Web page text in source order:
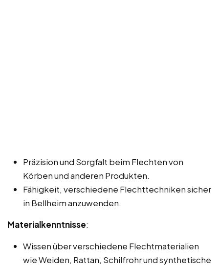
Präzision und Sorgfalt beim Flechten von
Körben und anderen Produkten.
Fähigkeit, verschiedene Flechttechniken sicher
in Bellheim anzuwenden.
Materialkenntnisse:
Wissen über verschiedene Flechtmaterialien
wie Weiden, Rattan, Schilfrohr und synthetische